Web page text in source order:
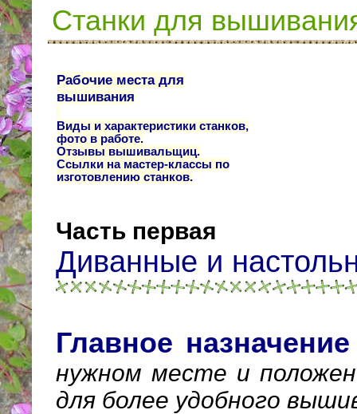
Станки для
Рабочие места для
вышивания
Виды и характеристики станков,
фото в работе.
Отзывы вышивальщиц.
Ссылки на мастер-классы по
изготовлению станков.
Часть первая
Диванные и
Главное
нужном месте и
для более удобного